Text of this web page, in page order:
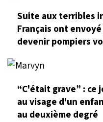
Suite aux terribles
Français ont
devenir pompiers
“C'était grave” : ce
au visage d'un
au deuxième degré